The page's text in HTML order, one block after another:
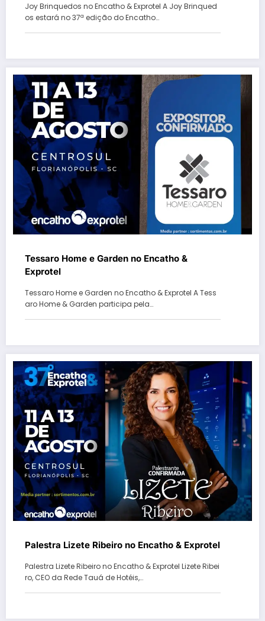
Joy Brinquedos no Encatho & Exprotel A Joy Brinqued
os estará no 37ª edição do Encatho…
Tessaro Home e Garden no Encatho &
Exprotel
Tessaro Home e Garden no Encatho & Exprotel A Tess
aro Home & Garden participa pela…
Palestra Lizete Ribeiro no Encatho & Exprotel
Palestra Lizete Ribeiro no Encatho & Exprotel Lizete Ribei
ro, CEO da Rede Tauá de Hotéis,…